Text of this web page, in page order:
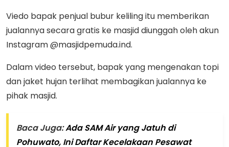
Viedo bapak penjual bubur keliling itu memberikan
jualannya secara gratis ke masjid diunggah oleh akun
Instagram @masjidpemuda.ind.
Dalam video tersebut, bapak yang mengenakan topi
dan jaket hujan terlihat membagikan jualannya ke
pihak masjid.
Baca Juga:Ada SAM Air yang Jatuh di
Pohuwato, Ini Daftar Kecelakaan Pesawat